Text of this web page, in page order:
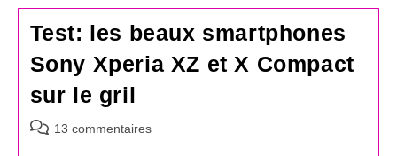
Test: les beaux smartphones
Sony Xperia XZ et X Compact
sur le gril
Commentaires
13 commentaires